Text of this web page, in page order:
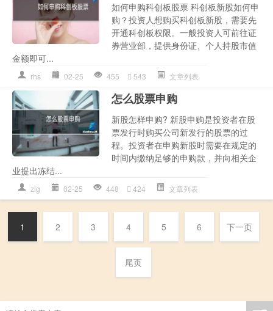
如何申购科创板股票 科创板新股如何申
购？投资人想购买科创板新股，需要先
开通科创板权限。一般投资人可前往证
券营业部，提供身份证、个人持股市值
金额即可...
rhs 02-25 455 543 文章列表
怎么股票申购
新股怎样申购? 新股申购是投资者在股
票发行时购买公司新发行的股票的过
程。投资者在申购新股时需要在规定的
时间内缴纳足够的申购款，并向相关企
业提出冻结...
zlg 02-25 448 424 文章列表
1 2 3 4 5 6 下一页
尾页